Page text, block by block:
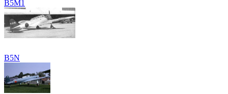
B5M1
B5N